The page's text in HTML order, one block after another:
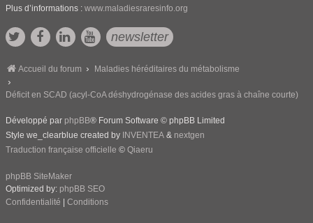
Plus d’informations : www.maladiesraresinfo.org
newsletter
Accueil du forum Maladies héréditaires du métabolisme
Déficit en SCAD (acyl-CoA déshydrogénase des acides gras à chaîne courte)
Développé par phpBB® Forum Software © phpBB Limited
Style we_clearblue created by INVENTEA & nextgen
Traduction française officielle © Qiaeru
phpBB SiteMaker
Optimized by: phpBB SEO
Confidentialité
Conditions